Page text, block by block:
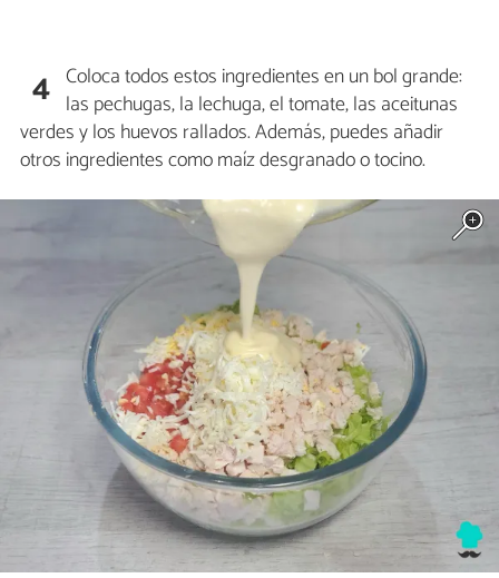
4 Coloca todos estos ingredientes en un bol grande:
las pechugas, la lechuga, el tomate, las aceitunas
verdes y los huevos rallados. Además, puedes añadir
otros ingredientes como maíz desgranado o tocino.